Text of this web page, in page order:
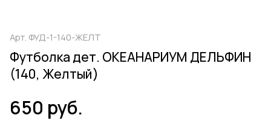
Арт. ФУД-1-140-ЖЕЛТ
Футболка дет. ОКЕАНАРИУМ ДЕЛЬФИН
(140, Желтый)
650 руб.